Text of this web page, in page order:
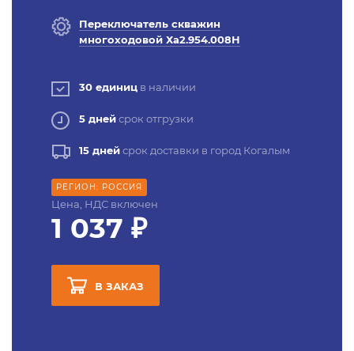
Переключатель скважин
многоходовой Ха2.954.008Н
30 единиц в наличии
5 днейсрок отгрузки
15 днейсрок доставки в город Когалым
РЕГИОН: РОССИЯ
Цена, НДС включен
1 037 ₽
В ЗАКАЗ